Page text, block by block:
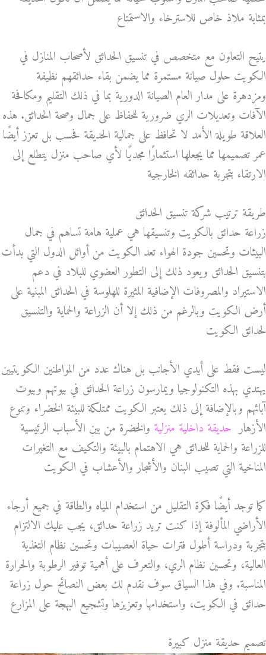
بمثابة ملاذ خاص للاسترخاء والاستمتاع
يتيح التعاون مع متخصص في تنسيق الحدائق لأصحاب المنازل في
الكويت حلول صيانة مستمرة مما يضمن بقاء حدائقهم نظيفة
ومزدهرة على مدار العام الصيانة الدورية بما في ذلك التقليم ومكافحة
الآفات وتعديلات الري ضرورية للحفاظ على جمال وصحة الحدائق. هذه
العلاقة طويلة الأمد لا تحافظ على جمالية الحديقة فحسب بل تعزز أيضًا
عمر تصميمها مما يجعلها استثمارًا مجديًا لأي صاحب منزل يتطلع إلى
الارتقاء بتجربة حدائقه الخارجية
طريقة ترتيب شركة تنسيق الحدائق
زراعة حدائق بالكويت وتنسيقها هي عملية هامة تساهم في جمال
البيئات وتحسين جودة الهواء تعد الكويت من أوائل الدول التي بدأت
بتنسيق الحدائق ويعود ذلك إلى التطور العضوي للبلاد في دعم
الاستيراد والمصروفات الإضافية المثيرة للهلوسة في الحدائق المبنية على
أرض الكويت وبالرغم من ذلك إلا أن الزراعة والحماية والتنسيق
لحدائق الكويت
ليست فقط على أيدي الأجانب بل هناك عدد من المواطنين الكويتيين
يهتدي بهذه التكنولوجيا ويمارسون زراعة الحدائق في بيوتهم وبيوت
آبائهم وبالإضافة إلى ذلك يعتبر الكويت ممتلكة للبيئة الخضراء وتنوع
الأزهار حديقة داخلية منزلية والخضرة من بين الأسباب الرئيسية
للزراعة والحماية للحدائق هي الاهتمام بالبيئة والتكيف مع التغيرات
المناخية التي تصيب البنان والأشجار والأعشاب في الكويت
كما توجد أيضًا فكرة التقليل من استخدام المياه والطاقة في جميع أرجاء
الأراضي المألوفة إذا كنت تريد زراعة حدائق، يجب عليك الالتزام
بتجربة ودراسة أطول فترات حياة العصيبات وتحسين نظام التغذية
العالية، وتحسين نظام الري، والتعرف على أهمية توفير الرطوبة والحرارة
المناسبة. وفي هذا السياق سوف نقدم لك بعض النصائح حول زراعة
حدائق في الكويت، واستخدامها وتعزيزها وتشجيع البهجة على المزارع
تصميم حديقة منزل كبيرة